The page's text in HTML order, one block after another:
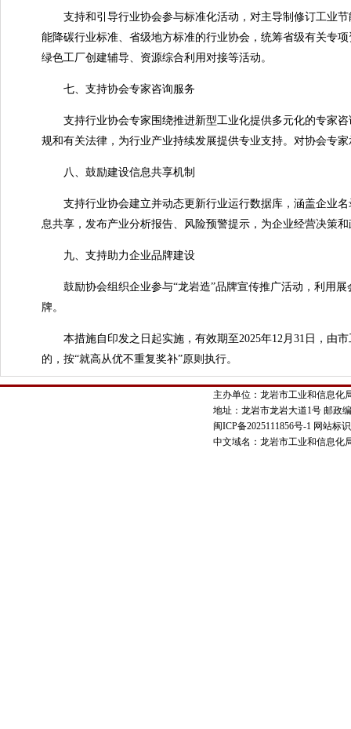
支持和引导行业协会参与标准化活动，对主导制修订工业节
能降碳行业标准、省级地方标准的行业协会，统筹省级有关专
绿色工厂创建辅导、资源综合利用对接等活动。
七、支持协会专家咨询服务
支持行业协会专家围绕推进新型工业化提供多元化的专家咨
规和有关法律，为行业产业持续发展提供专业支持。对协会专
八、鼓励建设信息共享机制
支持行业协会建立并动态更新行业运行数据库，涵盖企业名
息共享，发布产业分析报告、风险预警提示，为企业经营决策
九、支持助力企业品牌建设
鼓励协会组织企业参与“龙岩造”品牌宣传推广活动，利用展
牌。
本措施自印发之日起实施，有效期至2025年12月31日，由市
的，按“就高从优不重复奖补”原则执行。